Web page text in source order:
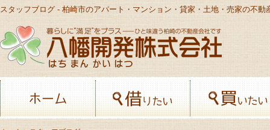
スタッフブログ - 柏崎市のアパート・マンション・貸家・土地・売家の不動
ホーム 借りたい